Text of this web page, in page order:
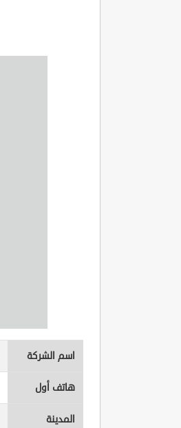
اسم الشركة
هاتف أول
المدينة